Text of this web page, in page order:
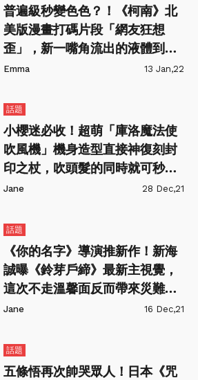
普遍級秒變色色？！《柯南》北
美版漫畫打碼片段「網友狂想
歪」，新一嘴角流出的液體到底
是什麼～
Emma 13 Jan,22
話題
小櫻迷必收！超萌「庫洛魔法使
吹風機」機身造型直接神復刻封
印之杖，吹頭髮的同時就可秒變
身！
Jane 28 Dec,21
話題
《你的名字》導演推新作！新海
誠曝《鈴芽戶締》最新主視覺，
這次不走溫馨面反而帶來災難跟
毀滅？
Jane 16 Dec,21
話題
五條悟再次帥哭眾人！日本《咒